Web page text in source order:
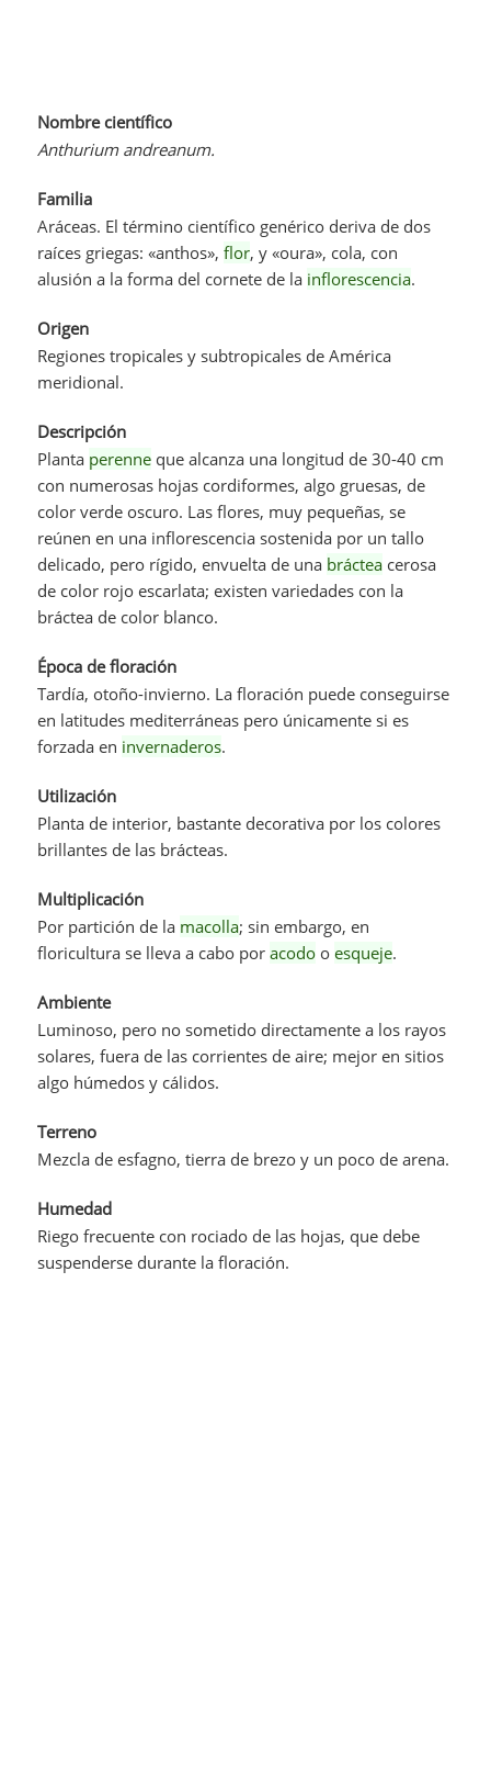
Nombre científico
Anthurium andreanum.
Familia
Aráceas. El término científico genérico deriva de dos
raíces griegas: «anthos»,flor, y «oura», cola, con
alusión a la forma del cornete de la inflorescencia.
Origen
Regiones tropicales y subtropicales de América
meridional.
Descripción
Planta perenne que alcanza una longitud de 30-40 cm
con numerosas hojas cordiformes, algo gruesas, de
color verde oscuro. Las flores, muy pequeñas, se
reúnen en una inflorescencia sostenida por un tallo
delicado, pero rígido, envuelta de una bráctea cerosa
de color rojo escarlata; existen variedades con la
bráctea de color blanco.
Época de floración
Tardía, otoño-invierno. La floración puede conseguirse
en latitudes mediterráneas pero únicamente si es
forzada en invernaderos.
Utilización
Planta de interior, bastante decorativa por los colores
brillantes de las brácteas.
Multiplicación
Por partición de la macolla; sin embargo, en
floricultura se lleva a cabo poracodo oesqueje.
Ambiente
Luminoso, pero no sometido directamente a los rayos
solares, fuera de las corrientes de aire; mejor en sitios
algo húmedos y cálidos.
Terreno
Mezcla de esfagno, tierra de brezo y un poco de arena.
Humedad
Riego frecuente con rociado de las hojas, que debe
suspenderse durante la floración.